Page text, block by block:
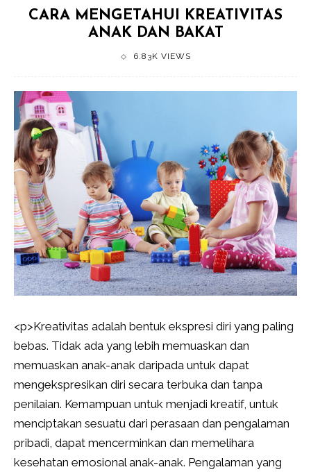
CARA MENGETAHUI KREATIVITAS
ANAK DAN BAKAT
6.83K VIEWS
<p>Kreativitas adalah bentuk ekspresi diri yang paling
bebas. Tidak ada yang lebih memuaskan dan
memuaskan anak-anak daripada untuk dapat
mengekspresikan diri secara terbuka dan tanpa
penilaian. Kemampuan untuk menjadi kreatif, untuk
menciptakan sesuatu dari perasaan dan pengalaman
pribadi, dapat mencerminkan dan memelihara
kesehatan emosional anak-anak. Pengalaman yang